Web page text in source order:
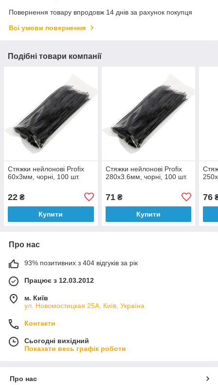
Повернення товару впродовж 14 днів за рахунок покупця
Всі умови повернення
Подібні товари компанії
Стяжки нейлонові Profix
60х3мм, чорні, 100 шт.
22 ₴
Купити
Стяжки нейлонові Profix
280х3.6мм, чорні, 100 шт.
71₴
Купити
76
Про нас
93% позитивних з 404 відгуків за рік
Працює з 12.03.2012
м. Київ
ул. Новомостицкая 25А, Київ, Україна
Контакти
Сьогодні вихідний
Показати весь графік роботи
Про нас